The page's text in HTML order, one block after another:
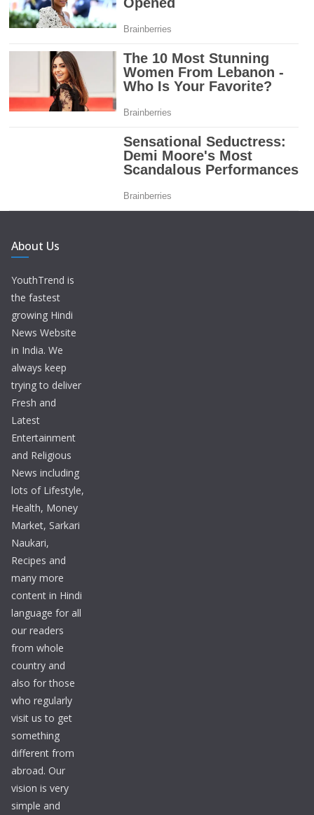
About Us
YouthTrend is
the fastest
growing Hindi
News Website
in India. We
always keep
trying to deliver
Fresh and
Latest
Entertainment
and Religious
News including
lots of Lifestyle,
Health, Money
Market, Sarkari
Naukari,
Recipes and
many more
content in Hindi
language for all
our readers
from whole
country and
also for those
who regularly
visit us to get
something
different from
abroad. Our
vision is very
simple and